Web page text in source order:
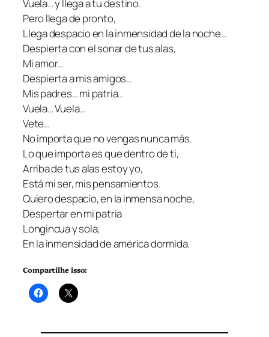
Vuela… y llega a tu destino.
Pero llega de pronto,
Llega despacio en la inmensidad de la noche…
Despierta con el sonar de tus alas,
Mi amor…
Despierta a mis amigos…
Mis padres… mi patria…
Vuela… Vuela…
Vete…
No importa que no vengas nunca más.
Lo que importa es que dentro de ti,
Arriba de tus alas estoy yo,
Está mi ser, mis pensamientos.
Quiero despacio, en la inmensa noche,
Despertar en mi patria
Longincua y sola,
En la inmensidad de américa dormida.
Compartilhe isso: